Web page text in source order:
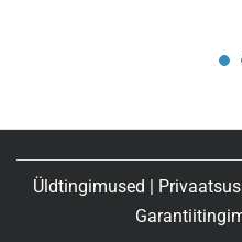
Üldtingimused